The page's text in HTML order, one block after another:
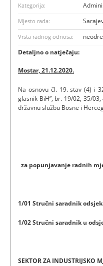
Kategorija:
Mjesto rada:
Vrsta radnog odnosa:
Detaljno o natječaju:
Mostar, 21.12.2020.
Na osnovu čl. 19. stav (4) i
glasnik BiH”, br. 19/02, 35/
državnu službu Bosne i
za popunjavanje radnih
1/01 Stručni saradnik
1/02 Stručni saradnik u
SEKTOR ZA INDUSTRIJSKO